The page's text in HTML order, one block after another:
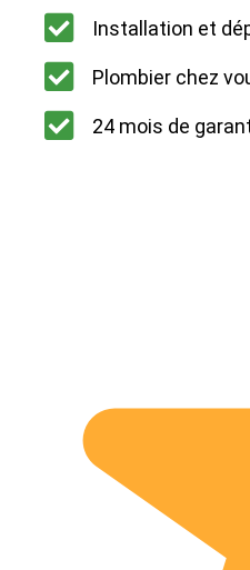
Installation et
Plombier chez
24 mois de